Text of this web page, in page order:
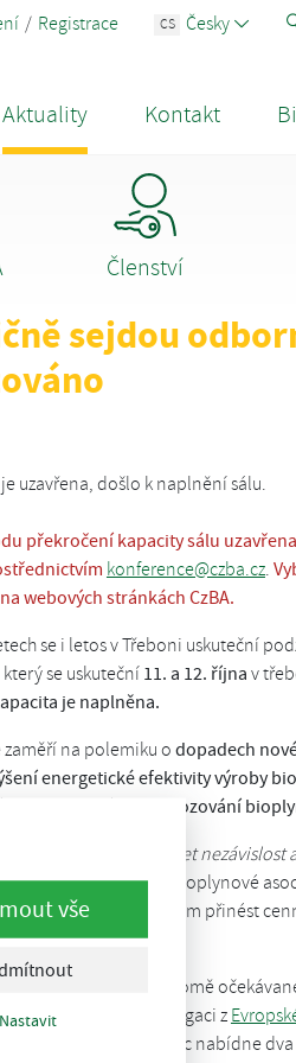
vše
Nastavit
Registrace CS Česky
Aktuality Kontakt
Členství
sejdou
uzavřena, došlo k naplnění sálu.
překročení kapacity sálu
konference@czba.cz.
webových stránkách CzBA.
se i letos v Třeboni uskuteční
se uskuteční 11. a 12. října v
je naplněna.
na polemiku o dopadech
energetické efektivity výroby
zkušeností při provozování
komisí udržet nezávislost
a předseda České bioplynové
které mají účastníkům přinést
stanic" bude kromě
také zahraniční delegaci z
program navíc nabídne